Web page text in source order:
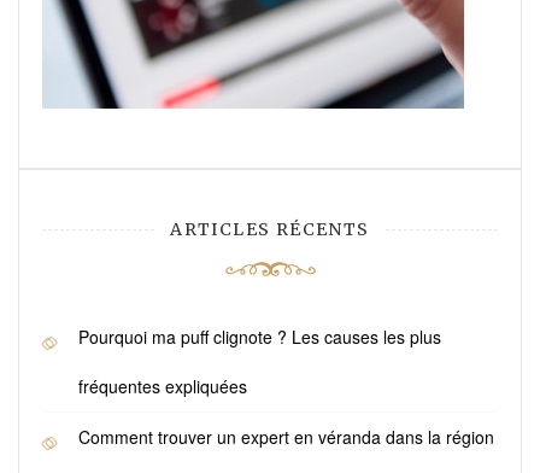
ARTICLES RÉCENTS
Pourquoi ma puff clignote ? Les causes les plus
fréquentes expliquées
Comment trouver un expert en véranda dans la région